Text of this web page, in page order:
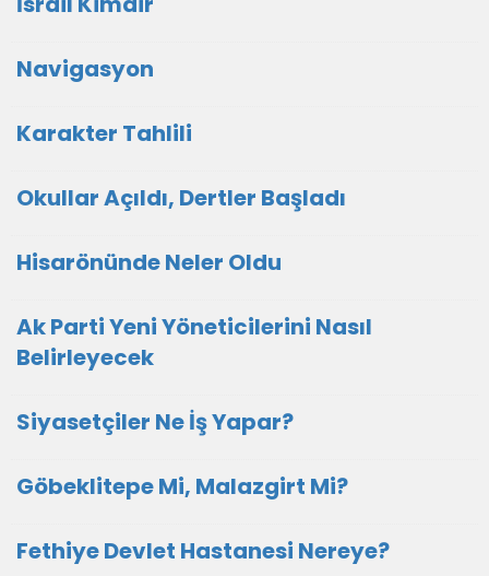
Navigasyon
Karakter Tahlili
Okullar Açıldı, Dertler Başladı
Hisarönünde Neler Oldu
Ak Parti Yeni Yöneticilerini Nasıl
Belirleyecek
Siyasetçiler Ne İş Yapar?
Göbeklitepe Mi, Malazgirt Mi?
Fethiye Devlet Hastanesi Nereye?